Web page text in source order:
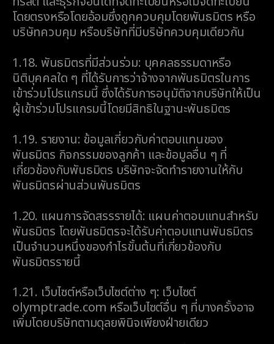
โดยตรงหรือโดยอ้อมซึ่งถูกควบคุมโดยพันธมิตร หรือ
บริษัทควบคุม หรือบริษัทที่มีบริษัทควบคุมเดียวกัน
1.18. พันธมิตรที่มีส่วนร่วม: บุคคลธรรมดาหรือ
นิติบุคคลใด ๆ ที่ได้รับการว่าจ้างจากพันธมิตรในการ
เข้าร่วมโปรแกรมนี้ ซึ่งได้รับการอนุมัติจากบริษัทให้เป็น
ผู้เข้าร่วมโปรแกรมนี้โดยมีสิทธิในฐานะพันธมิตร
1.19. รายงาน: ข้อมูลเกี่ยวกับค่าตอบแทนของ
พันธมิตร กิจกรรมของลูกค้า และข้อมูลอื่น ๆ ที่
เกี่ยวข้องกับพันธมิตร บริษัทจะจัดทำรายงานให้กับ
พันธมิตรผ่านส่วนพันธมิตร
1.20. แผนการจัดสรรรายได้: แผนค่าตอบแทนสำหรับ
พันธมิตร โดยพันธมิตรจะได้รับค่าตอบแทนพันธมิตร
เป็นจำนวนหนึ่งของกำไรขั้นต้นที่เกี่ยวข้องกับ
พันธมิตรรายนี้
1.21. เว็บไซต์หรือเว็บไซต์ต่าง ๆ: เว็บไซต์
olymptrade.com หรือเว็บไซต์อื่น ๆ ที่บางครั้งอาจ
เพิ่มโดยบริษัทตามดุลยพินิจเพียงฝ่ายเดียว